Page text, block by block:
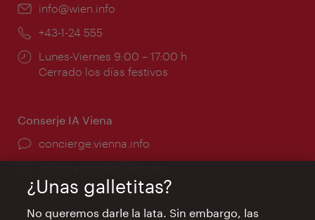
e-
info@wien.info
Teléfono:
+43-1-24 555
Horarios
de
Lunes-Viernes 9:00 – 17:00 h
Cerrado los días festivos
Conserje IA Viena
concierge.vienna.info
¿Unas galletitas?
No queremos darle la lata. Sin embargo, las